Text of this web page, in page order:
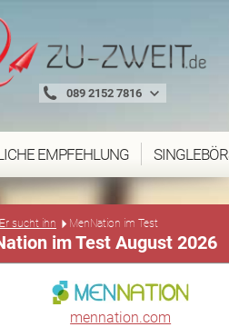
089 2152 7816
EMPFEHLUNG
Er sucht ihn MenNation im Test
im Test August 2026
mennation.com